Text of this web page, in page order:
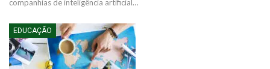
companhias de inteligência artificial…
EDUCAÇÃO